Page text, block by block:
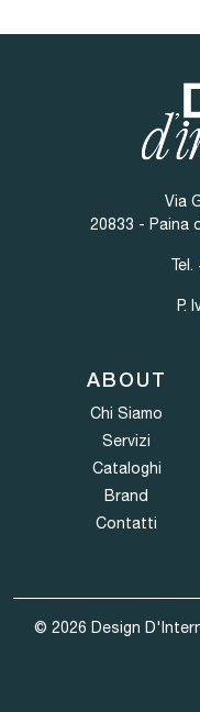
Via
20833 - Paina
Tel.
P.
ABOUT
Chi Siamo
Servizi
Cataloghi
Brand
Contatti
© 2026 Design